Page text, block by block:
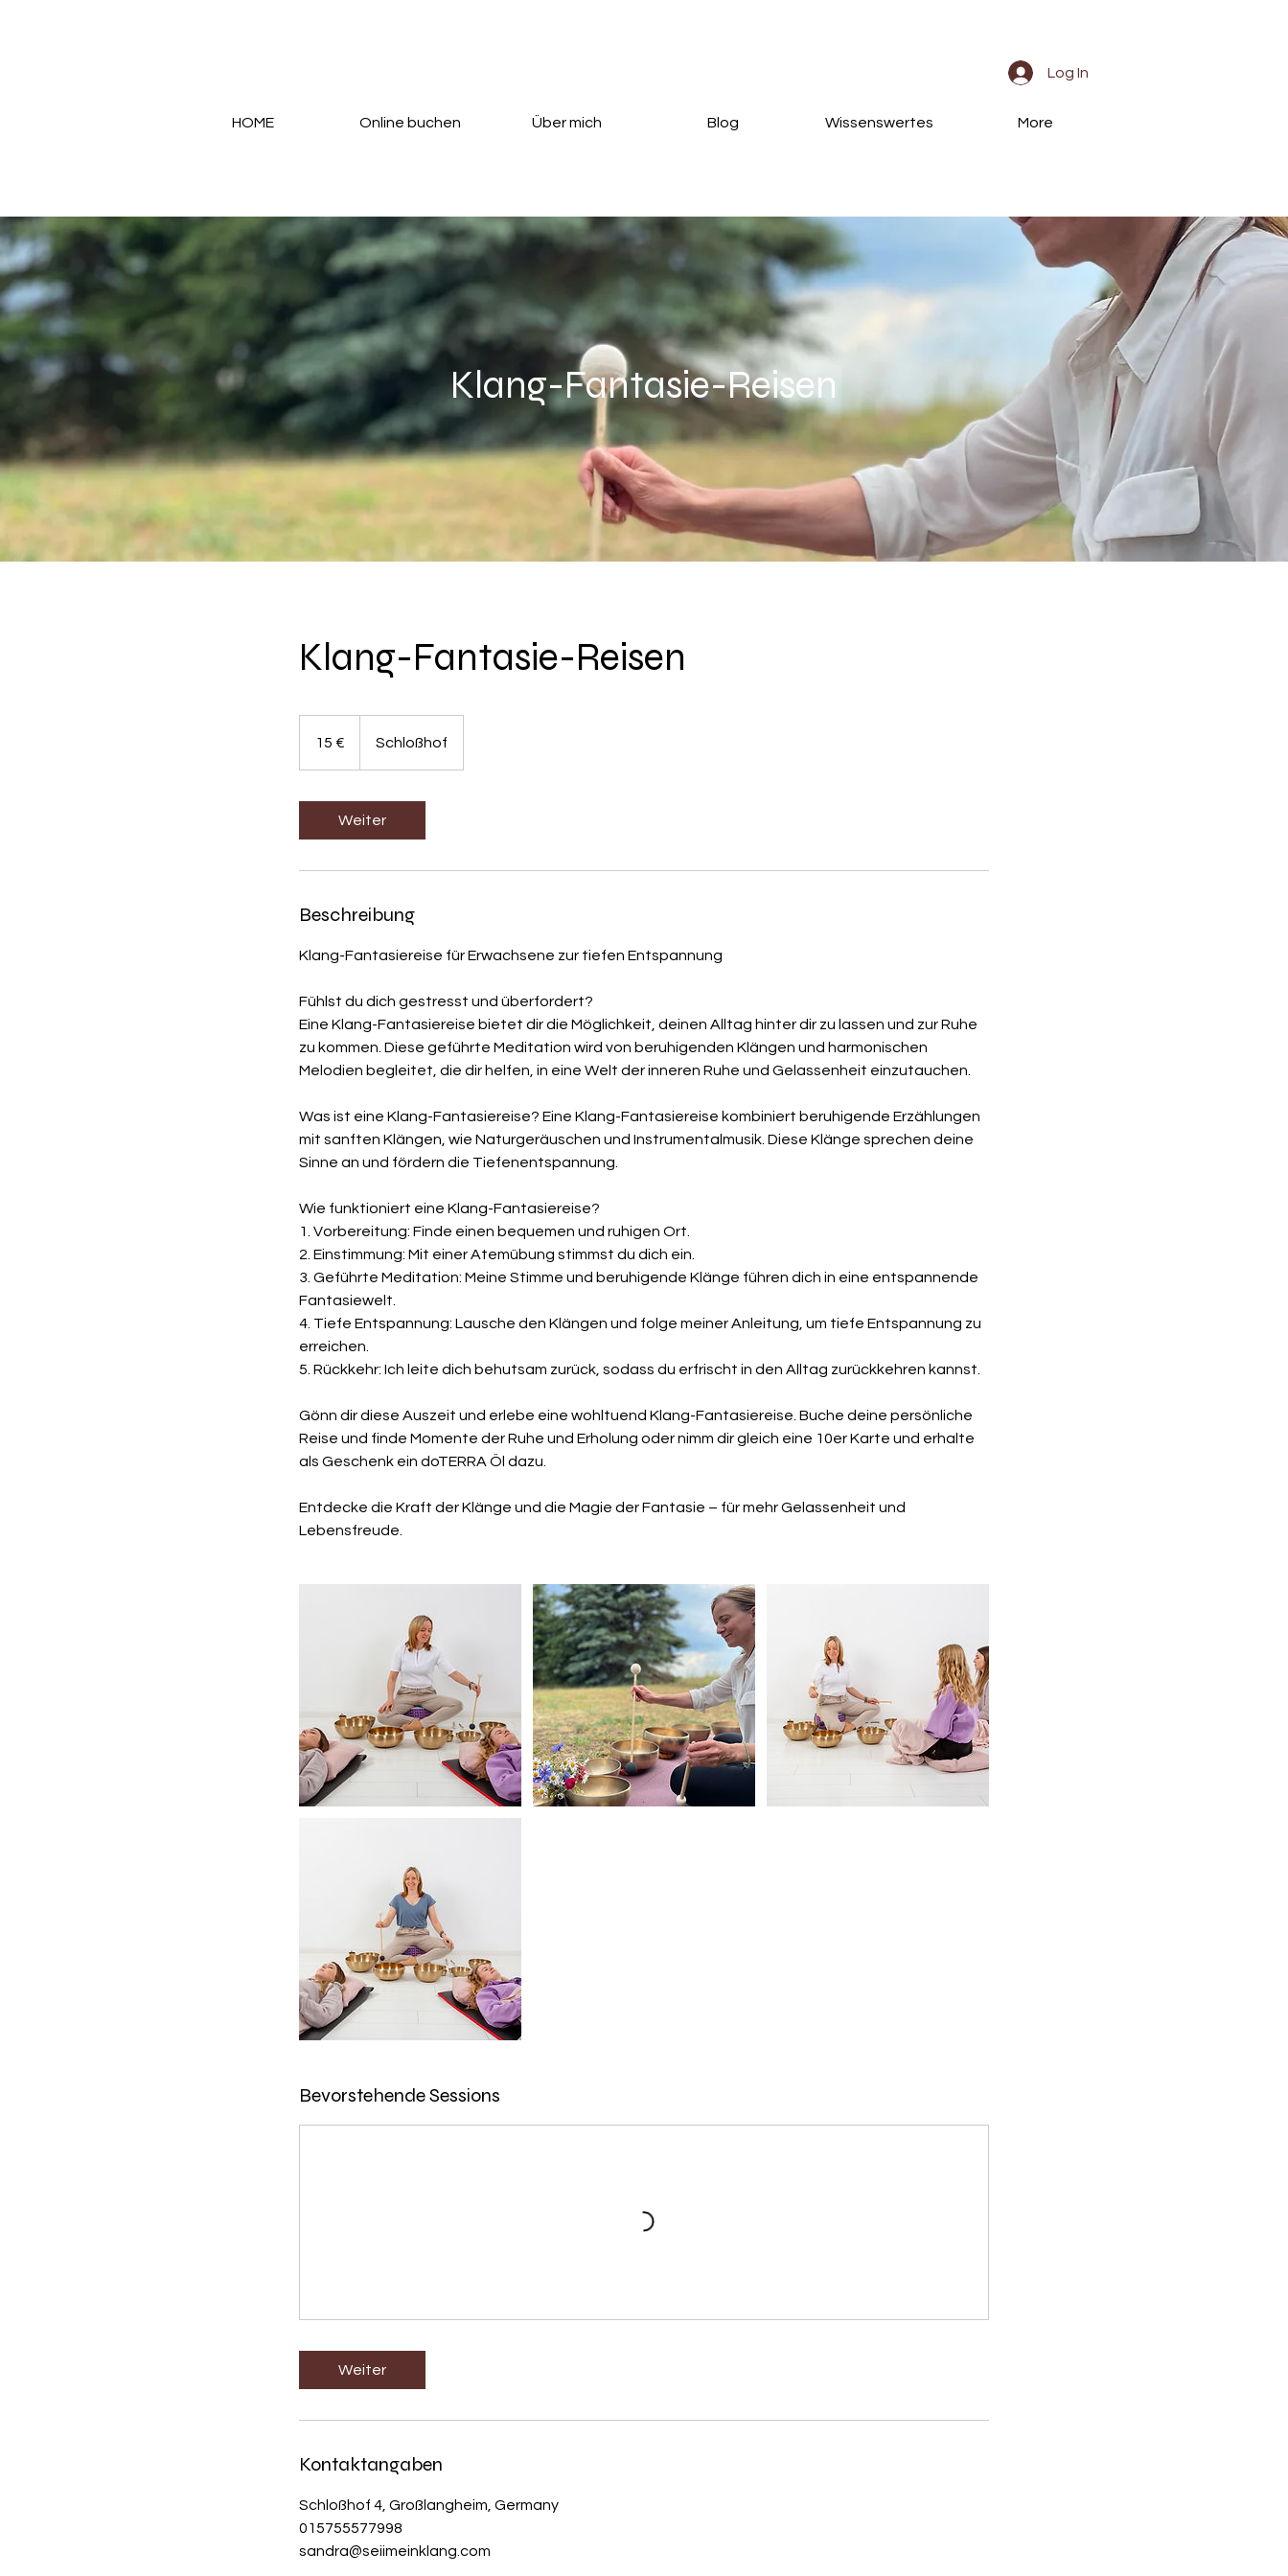
HOME Online buchen Über mich Blog Wissenswertes More
Log In
Klang-Fantasie-Reisen
Klang-Fantasie-Reisen
15 € Schloßhof
Weiter
Beschreibung
Klang-Fantasiereise für Erwachsene zur tiefen Entspannung
Fühlst du dich gestresst und überfordert?
Eine Klang-Fantasiereise bietet dir die Möglichkeit, deinen Alltag hinter dir zu lassen und zur Ruhe
zu kommen. Diese geführte Meditation wird von beruhigenden Klängen und harmonischen
Melodien begleitet, die dir helfen, in eine Welt der inneren Ruhe und Gelassenheit einzutauchen.
Was ist eine Klang-Fantasiereise? Eine Klang-Fantasiereise kombiniert beruhigende Erzählungen
mit sanften Klängen, wie Naturgeräuschen und Instrumentalmusik. Diese Klänge sprechen deine
Sinne an und fördern die Tiefenentspannung.
Wie funktioniert eine Klang-Fantasiereise?
1. Vorbereitung: Finde einen bequemen und ruhigen Ort.
2. Einstimmung: Mit einer Atemübung stimmst du dich ein.
3. Geführte Meditation: Meine Stimme und beruhigende Klänge führen dich in eine entspannende
Fantasiewelt.
4. Tiefe Entspannung: Lausche den Klängen und folge meiner Anleitung, um tiefe Entspannung zu
erreichen.
5. Rückkehr: Ich leite dich behutsam zurück, sodass du erfrischt in den Alltag zurückkehren kannst.
Gönn dir diese Auszeit und erlebe eine wohltuend Klang-Fantasiereise. Buche deine persönliche
Reise und finde Momente der Ruhe und Erholung oder nimm dir gleich eine 10er Karte und erhalte
als Geschenk ein doTERRA Öl dazu.
Entdecke die Kraft der Klänge und die Magie der Fantasie – für mehr Gelassenheit und
Bevorstehende Sessions
Weiter
Kontaktangaben
Schloßhof 4, Großlangheim, Germany
015755577998
sandra@seiimeinklang.com